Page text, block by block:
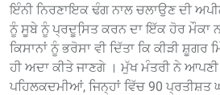
ਇੰਨੀ ਨਿਰਣਾਇਕ ਢੰਗ ਨਾਲ ਚਲਾਉਣ ਦੀ
ਨੂੰ ਸੂਬੇ ਨੂੰ ਪ੍ਰਦੂਸਿ਼ਤ ਕਰਨ ਦਾ ਇੱਕ ਹੋਰ ਮੌਕਾ
ਕਿਸਾਨਾਂ ਨੂੰ ਭਰੋਸਾ ਵੀ ਦਿੱਤਾ ਕਿ ਕੀੜੀ
ਹੀ ਅਦਾ ਕੀਤੇ ਜਾਣਗੇ । ਮੁੱਖ ਮੰਤਰੀ ਨੇ
ਪਹਿਲਕਦਮੀਆਂ, ਜਿਨ੍ਹਾਂ ਵਿੱਚ 90 ਪ੍ਰਤੀਸ਼ਤ